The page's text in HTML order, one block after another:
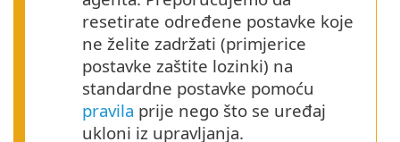
resetirate određene postavke koje
ne želite zadržati (primjerice
postavke zaštite lozinki) na
standardne postavke pomoću
pravila prije nego što se uređaj
ukloni iz upravljanja.